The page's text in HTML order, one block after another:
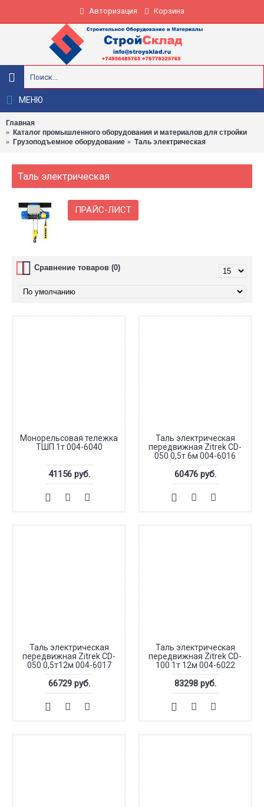
Авторизация Корзина
МЕНЮ
Главная
Каталог промышленного оборудования и материалов для стройки
Грузоподъемное оборудование
Таль электрическая
Таль электрическая
ПРАЙС-ЛИСТ
Сравнение товаров (0)
Монорельсовая тележка
ТШП 1т 004-6040
41156 руб.
Таль электрическая
передвижная Zitrek CD-
050 0,5т 6м 004-6016
60476 руб.
Таль электрическая
передвижная Zitrek CD-
050 0,5т12м 004-6017
66729 руб.
Таль электрическая
передвижная Zitrek CD-
100 1т 12м 004-6022
83298 руб.